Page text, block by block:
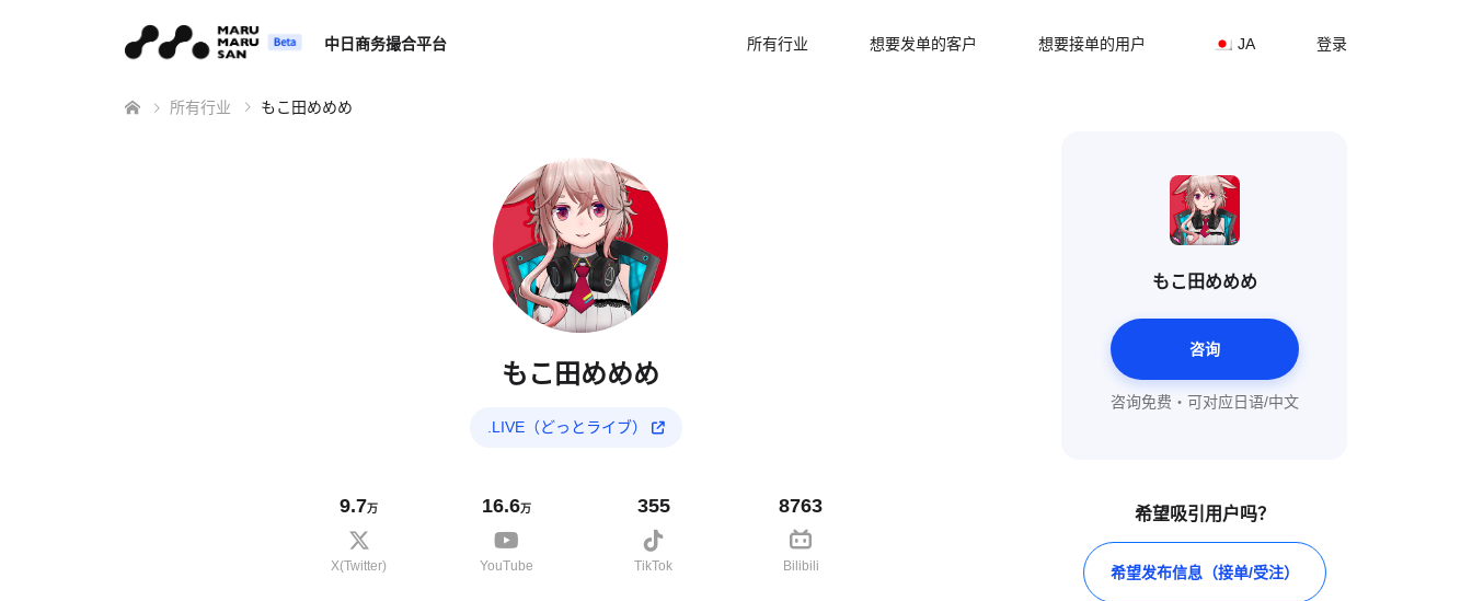
中日商务撮合平台 所有行业 想要发单的客户 想要接单的用户 JA 登录
所有行业 もこ田めめめ
もこ田めめめ
.LIVE（どっとライブ）
9.7万
X(Twitter)
16.6万
YouTube
355
TikTok
8763
Bilibili
もこ田めめめ
咨询
咨询免费・可对应日语/中文
希望吸引用户吗？
希望发布信息（接单/受注）